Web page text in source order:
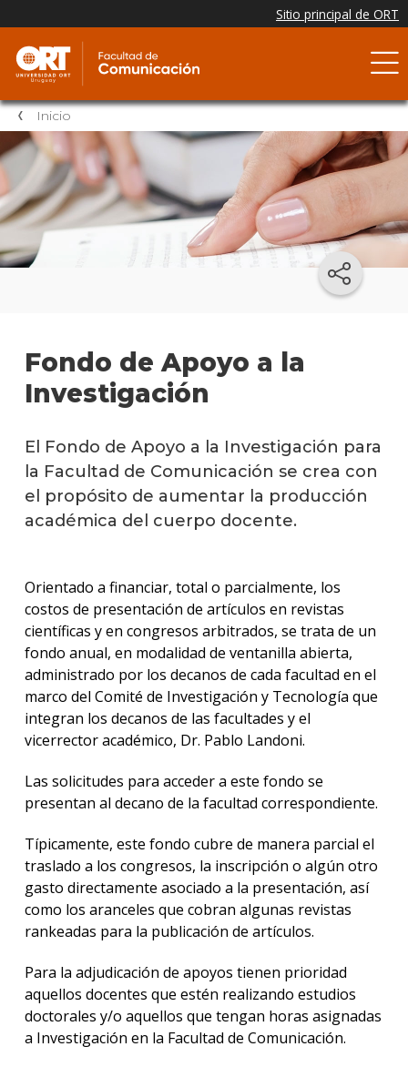
Inicio
Fondo de Apoyo a la
Investigación
El Fondo de Apoyo a la Investigación para
la Facultad de Comunicación se crea con
el propósito de aumentar la producción
académica del cuerpo docente.
Orientado a financiar, total o parcialmente, los
costos de presentación de artículos en revistas
científicas y en congresos arbitrados, se trata de un
fondo anual, en modalidad de ventanilla abierta,
administrado por los decanos de cada facultad en el
marco del Comité de Investigación y Tecnología que
integran los decanos de las facultades y el
vicerrector académico, Dr. Pablo Landoni.
Las solicitudes para acceder a este fondo se
presentan al decano de la facultad correspondiente.
Típicamente, este fondo cubre de manera parcial el
traslado a los congresos, la inscripción o algún otro
gasto directamente asociado a la presentación, así
como los aranceles que cobran algunas revistas
rankeadas para la publicación de artículos.
Para la adjudicación de apoyos tienen prioridad
aquellos docentes que estén realizando estudios
doctorales y/o aquellos que tengan horas asignadas
a Investigación en la Facultad de Comunicación.